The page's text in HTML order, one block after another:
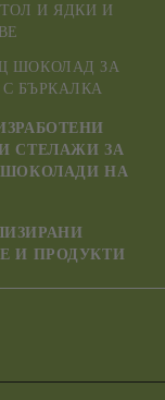
И ЯДКИ И
ШОКОЛАД ЗА
БЪРКАЛКА
СТЕЛАЖИ ЗА
НА
И ПРОДУКТИ